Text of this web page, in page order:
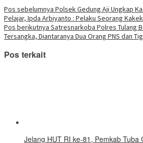
baru) baru) baru) baru)
Telegram(Membuka
di
jendela
yang
baru)
Navigasi
pos
Pos sebelumnya Polsek Gedung Aji Ungkap
Pelajar, Ipda Arbiyanto : Pelaku Seorang Kakek
Pos berikutnya Satresnarkoba Polres Tulang
Tersangka, Diantaranya Dua Orang PNS dan
Pos terkait
Jelang HUT RI ke-81, Pemkab Tuba